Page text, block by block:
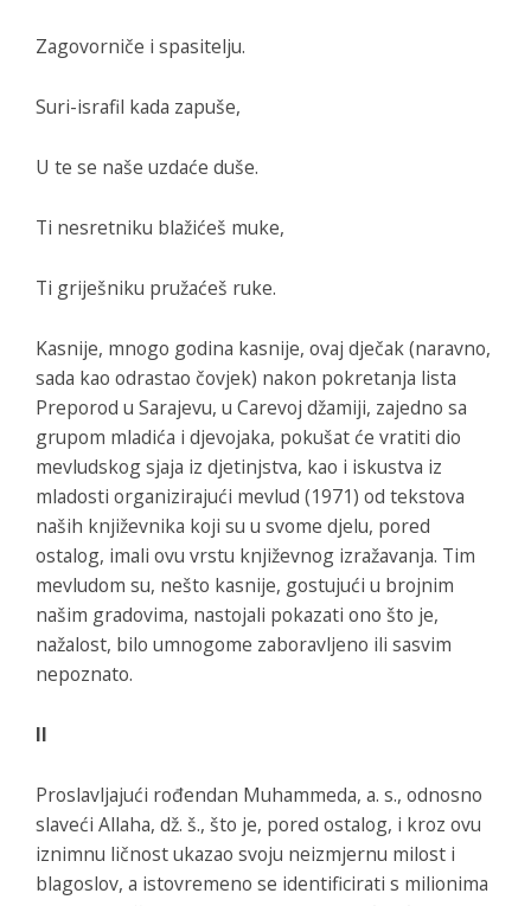
Zagovorniče i spasitelju.
Suri-israfil kada zapuše,
U te se naše uzdaće duše.
Ti nesretniku blažićeš muke,
Ti griješniku pružaćeš ruke.
Kasnije, mnogo godina kasnije, ovaj dječak (naravno,
sada kao odrastao čovjek) nakon pokretanja lista
Preporod u Sarajevu, u Carevoj džamiji, zajedno sa
grupom mladića i djevojaka, pokušat će vratiti dio
mevludskog sjaja iz djetinjstva, kao i iskustva iz
mladosti organizirajući mevlud (1971) od tekstova
naših književnika koji su u svome djelu, pored
ostalog, imali ovu vrstu književnog izražavanja. Tim
mevludom su, nešto kasnije, gostujući u brojnim
našim gradovima, nastojali pokazati ono što je,
nažalost, bilo umnogome zaboravljeno ili sasvim
nepoznato.
II
Proslavljajući rođendan Muhammeda, a. s., odnosno
slaveći Allaha, dž. š., što je, pored ostalog, i kroz ovu
iznimnu ličnost ukazao svoju neizmjernu milost i
blagoslov, a istovremeno se identificirati s milionima